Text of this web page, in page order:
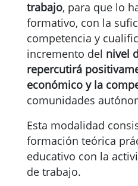
trabajo, para que lo
formativo, con la
competencia y
incremento del nivel
repercutirá
económico y la
comunidades
Esta modalidad
formación teórica
educativo con la
de trabajo.